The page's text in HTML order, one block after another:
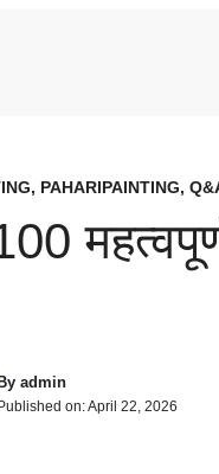
, PAHARIPAINTING,
महत्वपूर्ण
By admin
Published on:April 22, 2026